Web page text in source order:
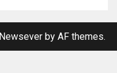
Newseverby AF themes.